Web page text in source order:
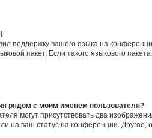
поддержку вашего языка на
пакет. Если такого языкового
рядом с моим именем пользователя?
могут присутствовать два
на ваш статус на конференции. Другое,